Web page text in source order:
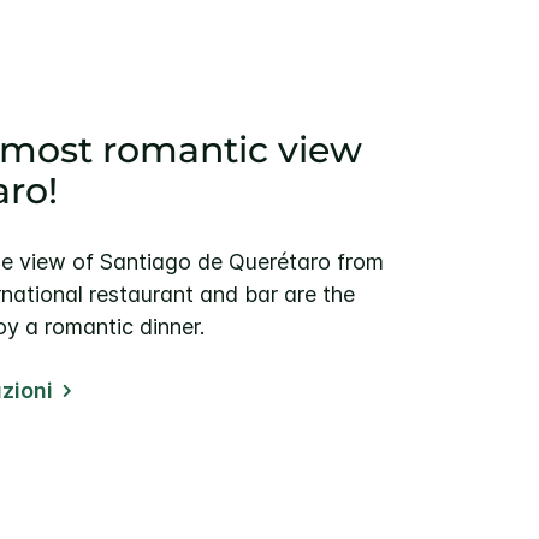
romantic view
view of Santiago de Querétaro from
restaurant and bar are the
a romantic dinner.